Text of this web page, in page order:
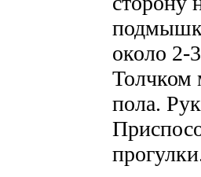
около 2-
Толчком
пола.